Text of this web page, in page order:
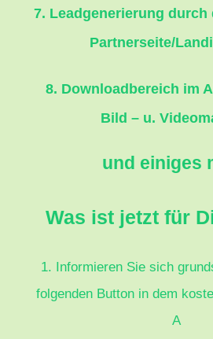
7. Leadgenerierung durch
Partnerseite/
8. Downloadbereich im
Bild – u.
und einiges
Was ist jetzt für
1. Informieren Sie sich
folgenden Button in dem
A